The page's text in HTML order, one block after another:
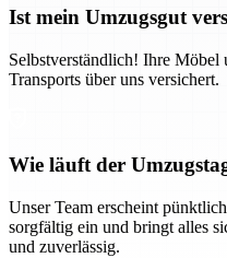
Ist mein Umzugsgut
Selbstverständlich! Ihre Möbel
Transports über uns versichert.
Wie läuft der
Unser Team erscheint
sorgfältig ein und bringt alles
und zuverlässig.